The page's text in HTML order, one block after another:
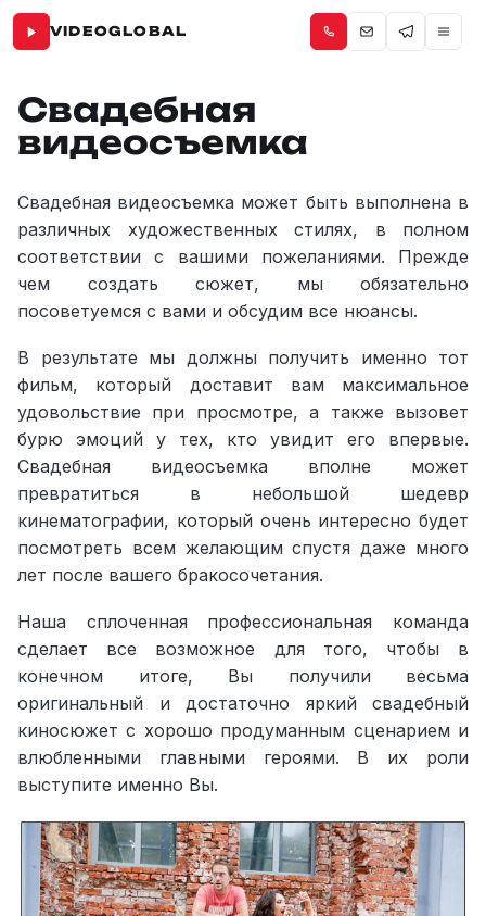
VIDEOGLOBAL
Свадебная
видеосъемка
Свадебная видеосъемка может быть выполнена в
различных художественных стилях, в полном
соответствии с вашими пожеланиями. Прежде
чем создать сюжет, мы обязательно
посоветуемся с вами и обсудим все нюансы.
Свадебное видео в художественном стиле —
кинематографичная съёмка студии
В результате мы должны получить именно тот
фильм, который доставит вам максимальное
удовольствие при просмотре, а также вызовет
бурю эмоций у тех, кто увидит его впервые.
Свадебная видеосъемка вполне может
превратиться в небольшой шедевр
кинематографии, который очень интересно будет
посмотреть всем желающим спустя даже много
лет после вашего бракосочетания.
Свадебное видео как небольшой шедевр
кинематографии — авторская студия
Наша сплоченная профессиональная команда
сделает все возможное для того, чтобы в
конечном итоге, Вы получили весьма
оригинальный и достаточно яркий свадебный
киносюжет с хорошо продуманным сценарием и
влюбленными главными героями. В их роли
выступите именно Вы.